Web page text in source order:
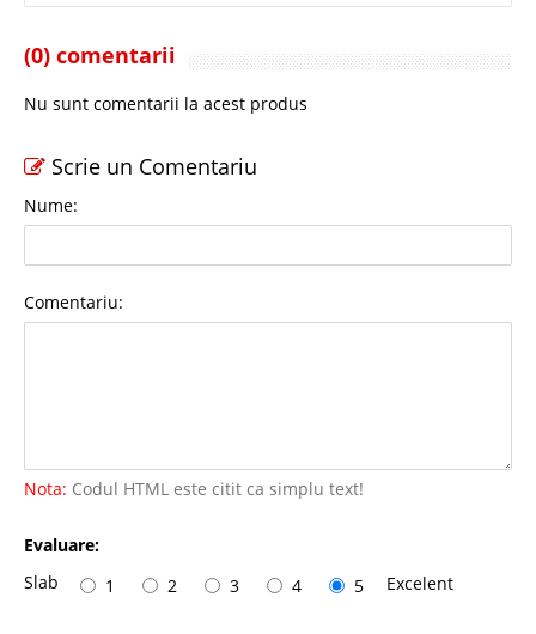
(0) comentarii
Nu sunt comentarii la acest produs
Scrie un Comentariu
Nume:
Comentariu:
Nota: Codul HTML este citit ca simplu text!
Evaluare:
Slab
1 2 3 4 5 Excelent